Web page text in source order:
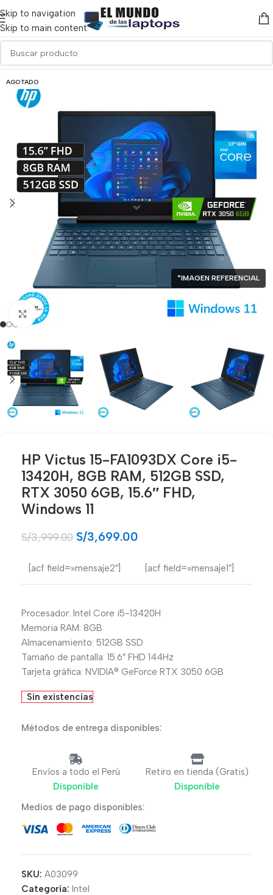
Skip to navigation
Skip to main content
AGOTADO
Click para agrandar
*IMAGEN REFERENCIAL
HP Victus 15-FA1093DX Core i5-
13420H, 8GB RAM, 512GB SSD,
RTX 3050 6GB, 15.6″ FHD,
Windows 11
S/3,999.00 S/3,699.00
[acf field=»mensaje2″] [acf field=»mensaje1″]
Procesador: Intel Core i5-13420H
Memoria RAM: 8GB
Almacenamiento: 512GB SSD
Tamaño de pantalla: 15.6″ FHD 144Hz
Tarjeta gráfica: NVIDIA® GeForce RTX 3050 6GB
Sin existencias
Métodos de entrega disponibles:
Envíos a todo el Perú
Disponible
Retiro en tienda (Gratis)
Disponible
Medios de pago disponibles:
SKU: A03099
Categoría: Intel